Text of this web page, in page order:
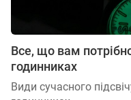
Все, що вам
годинниках
Види сучасного